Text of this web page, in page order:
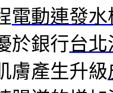
電動連發水
於銀行台
膚產生升級